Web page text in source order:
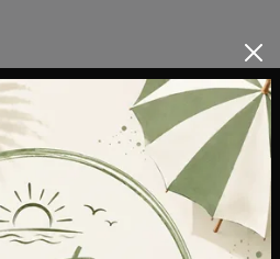
di Bestetti Enrica E C.
Milano, 15
d'Adda (Milano)
0290966137